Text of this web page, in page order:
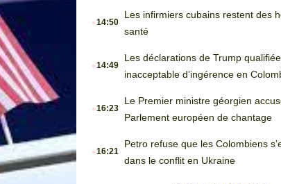
.14:50
Les infirmiers cubains restent des
santé
.14:49
Les déclarations de Trump
inacceptable d’ingérence en
.16:23
Le Premier ministre géorgien
Parlement européen de chantage
.16:21
Petro refuse que les Colombiens
dans le conflit en Ukraine